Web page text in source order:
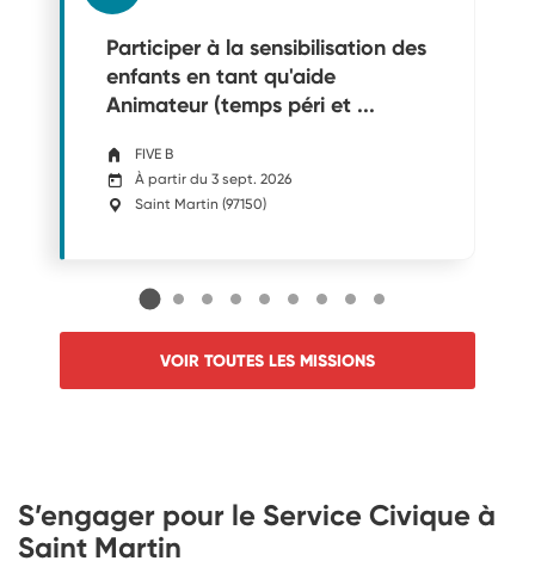
Participer à la sensibilisation des
enfants en tant qu'aide
Animateur (temps péri et ...
FIVE B
À partir du 3 sept. 2026
Saint Martin (97150)
VOIR TOUTES LES MISSIONS
S’engager pour le Service Civique à
Saint Martin